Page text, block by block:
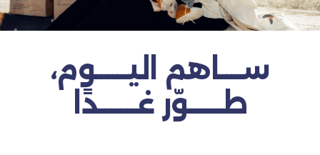
ســــاهم اليــــــوم،
طــــــوّر غـــــــدًا